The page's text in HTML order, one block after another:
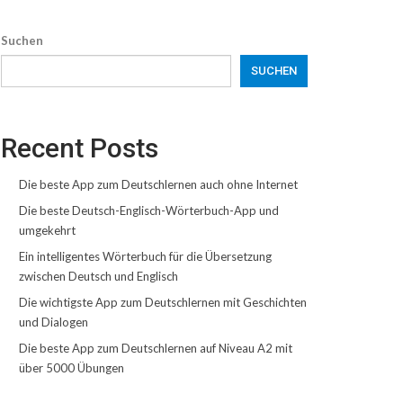
Suchen
SUCHEN
Recent Posts
Die beste App zum Deutschlernen auch ohne Internet
Die beste Deutsch-Englisch-Wörterbuch-App und
umgekehrt
Ein intelligentes Wörterbuch für die Übersetzung
zwischen Deutsch und Englisch
Die wichtigste App zum Deutschlernen mit Geschichten
und Dialogen
Die beste App zum Deutschlernen auf Niveau A2 mit
über 5000 Übungen